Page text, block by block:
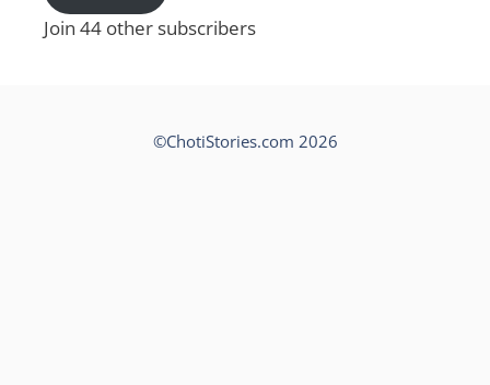
Join 44 other subscribers
©ChotiStories.com 2026